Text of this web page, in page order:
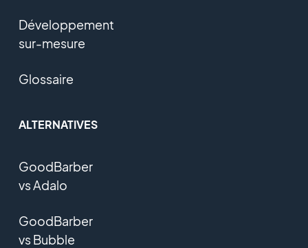
Développement
sur-mesure
Glossaire
ALTERNATIVES
GoodBarber
vs Adalo
GoodBarber
vs Bubble